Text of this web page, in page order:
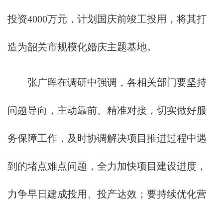
投资4000万元，计划国庆前竣工投用，将其打
造为韶关市规模化婚庆主题基地。
张广晖在调研中强调，各相关部门要坚持
问题导向，主动靠前、精准对接，切实做好服
务保障工作，及时协调解决项目推进过程中遇
到的堵点难点问题，全力加快项目建设进度，
力争早日建成投用、投产达效；要持续优化营